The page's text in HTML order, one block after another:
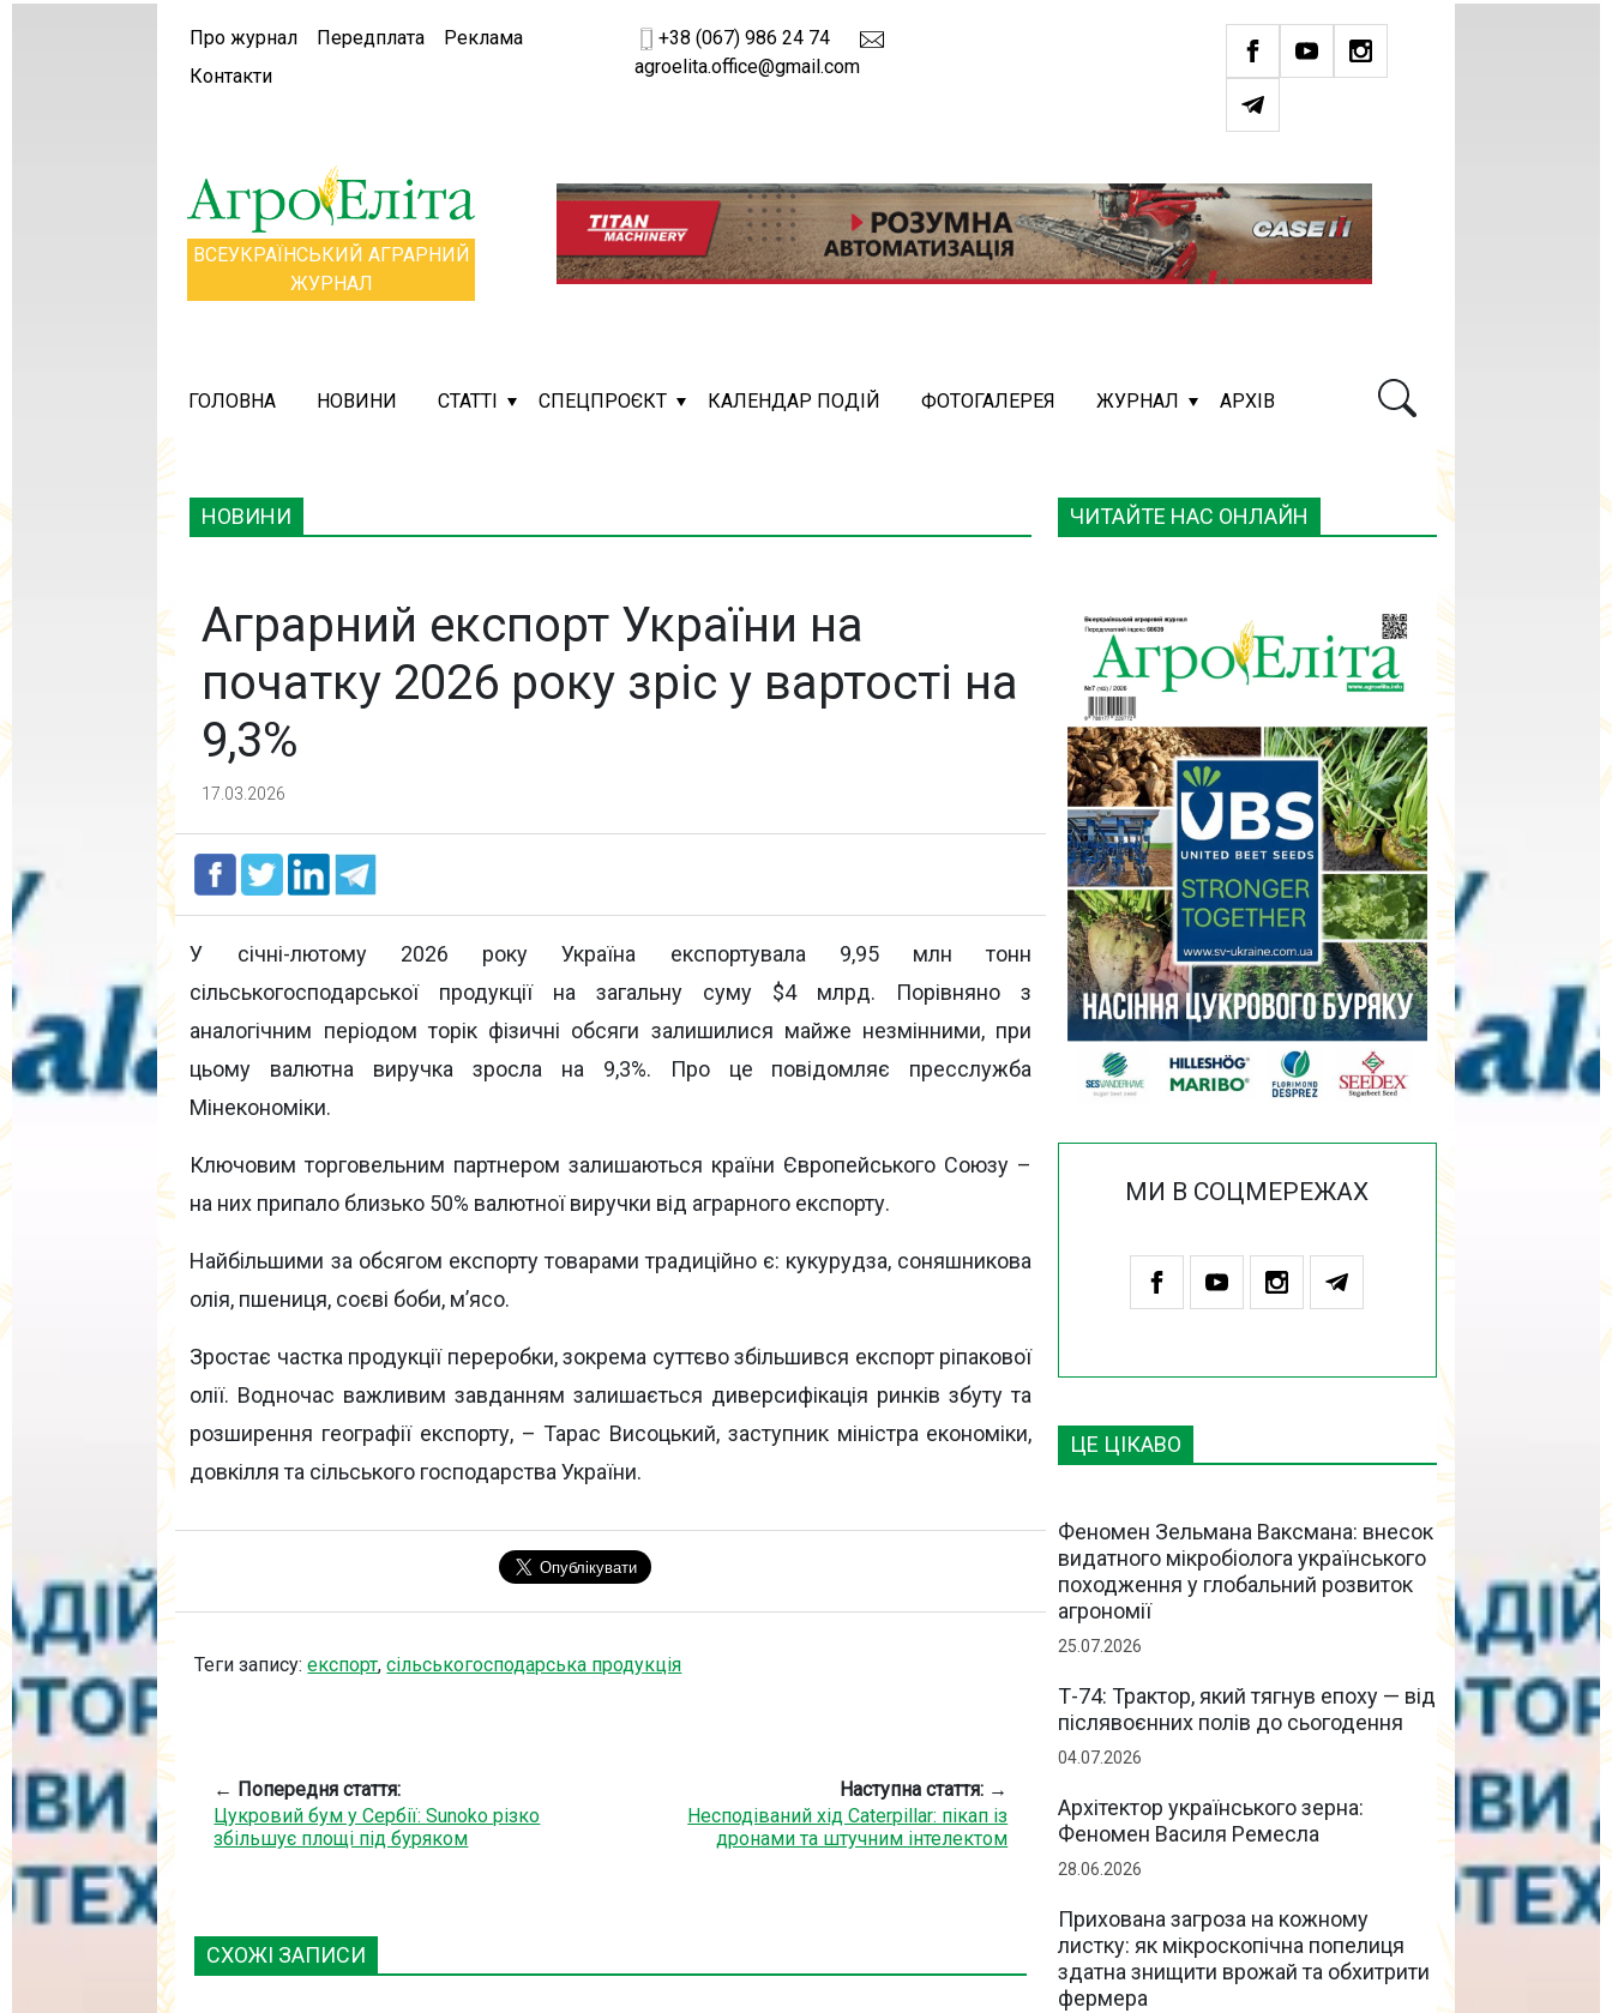
Про журнал Передплата
Реклама
Контакти
+38 (067) 986 24 74
agroelita.office@gmail.com
ВСЕУКРАЇНСЬКИЙ АГРАРНИЙ
ЖУРНАЛ
ГОЛОВНА НОВИНИ СТАТТІ СПЕЦПРОЄКТ КАЛЕНДАР ПОДІЙ ФОТОГАЛЕРЕЯ ЖУРНАЛ АРХІВ
ЧИТАЙТЕ НАС ОНЛАЙН
МИ В СОЦМЕРЕЖАХ
ЦЕ ЦІКАВО
Феномен Зельмана Ваксмана: внесок
видатного мікробіолога українського
походження у глобальний розвиток
агрономії
25.07.2026
Т-74: Трактор, який тягнув епоху — від
післявоєнних полів до сьогодення
04.07.2026
Архітектор українського зерна:
Феномен Василя Ремесла
28.06.2026
Прихована загроза на кожному
листку: як мікроскопічна попелиця
здатна знищити врожай та обхитрити
фермера
НОВИНИ
Аграрний експорт України на
початку 2026 року зріс у вартості на
9,3%
17.03.2026
У січні-лютому 2026 року Україна експортувала 9,95 млн тонн
сільськогосподарської продукції на загальну суму $4 млрд. Порівняно з
аналогічним періодом торік фізичні обсяги залишилися майже незмінними, при
цьому валютна виручка зросла на 9,3%. Про це повідомляє пресслужба
Мінекономіки.
Ключовим торговельним партнером залишаються країни Європейського Союзу –
на них припало близько 50% валютної виручки від аграрного експорту.
Найбільшими за обсягом експорту товарами традиційно є: кукурудза, соняшникова
олія, пшениця, соєві боби, м’ясо.
Зростає частка продукції переробки, зокрема суттєво збільшився експорт ріпакової
олії. Водночас важливим завданням залишається диверсифікація ринків збуту та
розширення географії експорту, – Тарас Висоцький, заступник міністра економіки,
довкілля та сільського господарства України.
Теги запису:експорт,сільськогосподарська продукція
← Попередня стаття:
Цукровий бум у Сербії: Sunoko різко
збільшує площі під буряком
Наступна стаття: →
Несподіваний хід Caterpillar: пікап із
дронами та штучним інтелектом
СХОЖІ ЗАПИСИ